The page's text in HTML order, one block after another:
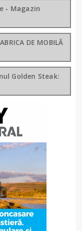
- Magazin
DE MOBILĂ
Golden Steak: